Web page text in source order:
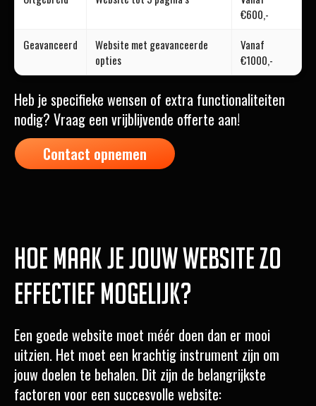
€600,-
Geavanceerd
Website met geavanceerde
opties
Vanaf
€1000,-
Heb je specifieke wensen of extra functionaliteiten
nodig? Vraag een vrijblijvende offerte aan!
Contact opnemen
Hoe maak je jouw website zo
effectief mogelijk?
Een goede website moet méér doen dan er mooi
uitzien. Het moet een krachtig instrument zijn om
jouw doelen te behalen. Dit zijn de belangrijkste
factoren voor een succesvolle website: